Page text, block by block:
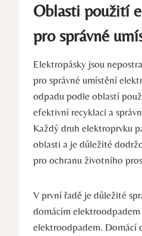
Oblasti použití
pro správné
Elektropásky jsou
pro správné umístění
odpadu podle oblastí
efektivní recyklaci a
Každý druh elektroprvku
oblasti a je důležité
pro ochranu životního
V první řadě je důležité
domácím elektroodpadem
elektroodpadem. Domácí